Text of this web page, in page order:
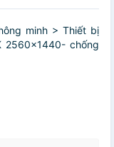
minh > Thiết bị
2560x1440- chống